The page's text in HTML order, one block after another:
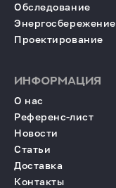
Обследование
Энергосбережение
Проектирование
ИНФОРМАЦИЯ
О нас
Референс-лист
Новости
Статьи
Доставка
Контакты